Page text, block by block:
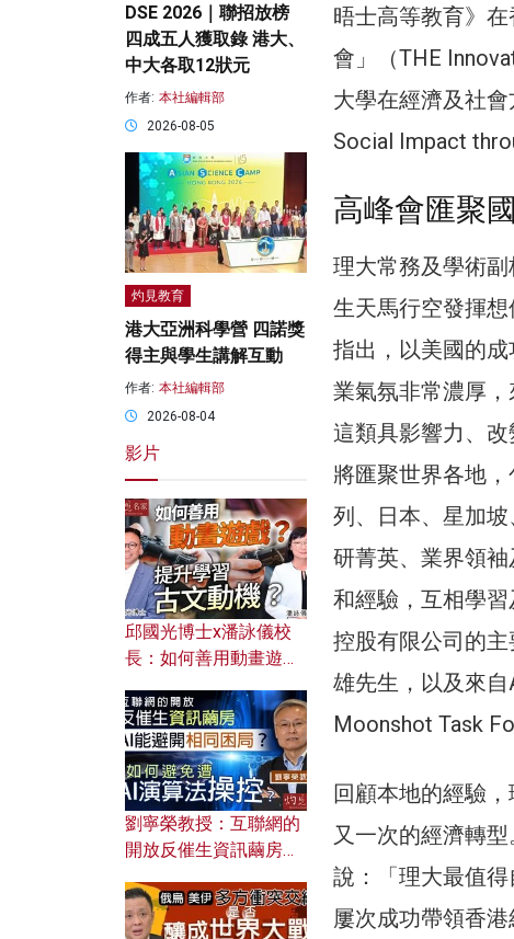
晤士高等教育》
會」（THE
大學在經濟及社
Social Impact
高峰會匯聚
理大常務及學術
生天馬行空發揮
指出，以美國的
業氣氛非常濃厚
這類具影響力、
將匯聚世界各地
列、日本、星加
研菁英、業界領
和經驗，互相學
控股有限公司的
雄先生，以及來自
Moonshot Task
回顧本地的經驗
又一次的經濟轉
說：「理大最值
屢次成功帶領香
DSE 2026｜聯招放榜
四成五人獲取錄 港大、
中大各取12狀元
作者: 本社編輯部
2026-08-05
灼見教育
港大亞洲科學營 四諾獎
得主與學生講解互動
作者: 本社編輯部
2026-08-04
影片
邱國光博士x潘詠儀校
長：如何善用動畫遊戲
劉寧榮教授：互聯網的
開放反催生資訊繭房，
何避免遭AI演算法操
控？